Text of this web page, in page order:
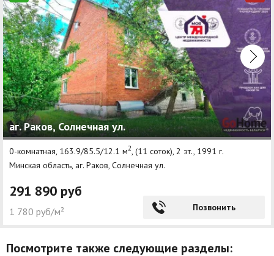
аг. Раков, Солнечная ул.
0-комнатная, 163.9/85.5/12.1 м2 , (11 соток), 2 эт., 1991 г.
Минская область, аг. Раков, Солнечная ул.
291 890 руб
1 780 руб/м² Позвонить
Посмотрите также следующие разделы: